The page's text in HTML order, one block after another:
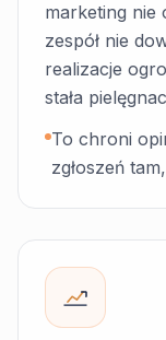
marketing nie
zespół nie
realizacje
stała
To chroni
zgłoszeń